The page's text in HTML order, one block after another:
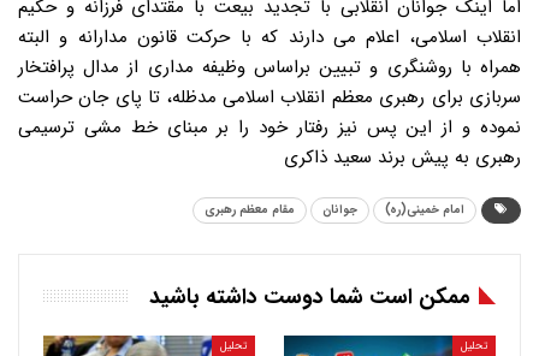
اما اینک جوانان انقلابی با تجدید بیعت با مقتدای فرزانه و حکیم
انقلاب اسلامی، اعلام می دارند که با حرکت قانون مدارانه و البته
همراه با روشنگری و تبیین براساس وظیفه مداری از مدال پرافتخار
سربازی برای رهبری معظم انقلاب اسلامی مدظله، تا پای جان حراست
نموده و از این پس نیز رفتار خود را بر مبنای خط مشی ترسیمی
رهبری به پیش برند سعید ذاکری
امام خمینی(ره) جوانان مقام معظم رهبری
ممکن است شما دوست داشته باشید
تحلیل تحلیل